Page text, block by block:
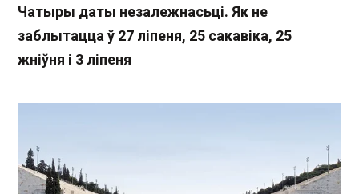
Чатыры даты незалежнасьці. Як не
заблытацца ў 27 ліпеня, 25 сакавіка, 25
жніўня і 3 ліпеня